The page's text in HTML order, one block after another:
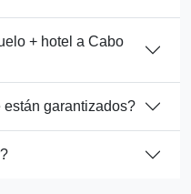
+ hotel a Cabo
garantizados?